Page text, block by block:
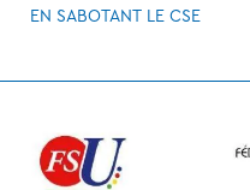
EN SABOTANT LE CSE